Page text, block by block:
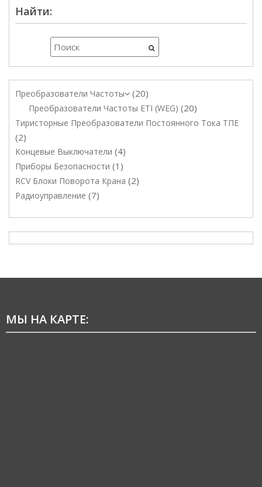
Найти:
Преобразователи Частоты 20
Преобразователи Частоты ETI (WEG) 20
Тиристорные Преобразователи Постоянного Тока ТПЕ
2
Концевые Выключатели 4
Приборы Безопасности 1
RCV Блоки Поворота Крана 2
Радиоуправление 7
МЫ НА КАРТЕ: